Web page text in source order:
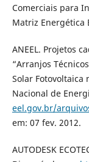
Comerciais para
Matriz Energética
ANEEL. Projetos
“Arranjos
Solar Fotovoltaica
Nacional de
eel.gov.br/
em: 07 fev. 2012.
AUTODESK